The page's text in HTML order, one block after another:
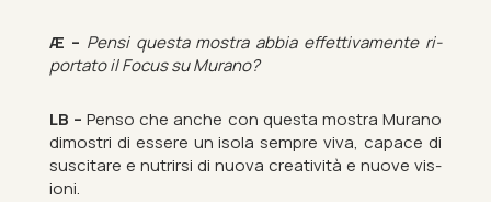
Æ – Pensi questa mostra abbia ef­fet­tiva­mente ri­
portato il Focus su Mur­ano?
LB – Penso che anche con questa mostra Mur­ano
di­mostri di es­sere un isola sempre viva, ca­pace di
sus­cit­are e nu­tri­rsi di nuova cre­atività e nuove vis­
ioni.